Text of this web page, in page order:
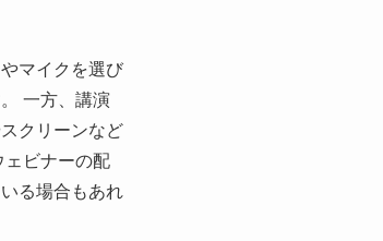
マイクを選び
一方、講演
クリーンなど
ェビナーの配
る場合もあれ